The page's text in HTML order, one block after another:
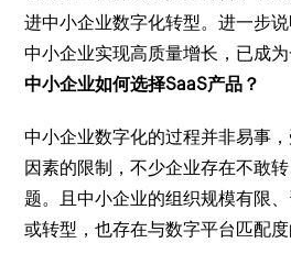
进中小企业数字化转型。进一步
中小企业实现高质量增长，已成
中小企业如何选择SaaS产品？
中小企业数字化的过程并非易事
因素的限制，不少企业存在不敢
题。且中小企业的组织规模有限
或转型，也存在与数字平台匹配度